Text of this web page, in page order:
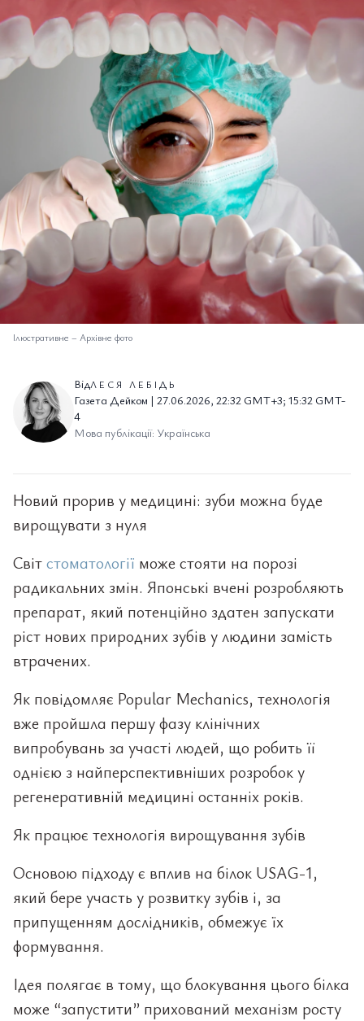
Ілюстративне – Архівне фото
ВідЛЕСЯ ЛЕБІДЬ
Газета Дейком | 27.06.2026, 22:32 GMT+3; 15:32 GMT-
4
Мова публікації: Українська
Новий прорив у медицині: зуби можна буде
вирощувати з нуля
Світстоматології може стояти на порозі
радикальних змін. Японські вчені розробляють
препарат, який потенційно здатен запускати
ріст нових природних зубів у людини замість
втрачених.
Як повідомляє Popular Mechanics, технологія
вже пройшла першу фазу клінічних
випробувань за участі людей, що робить її
однією з найперспективніших розробок у
регенеративній медицині останніх років.
Як працює технологія вирощування зубів
Основою підходу є вплив на білок USAG-1,
який бере участь у розвитку зубів і, за
припущенням дослідників, обмежує їх
формування.
Ідея полягає в тому, що блокування цього білка
може “запустити” прихований механізм росту